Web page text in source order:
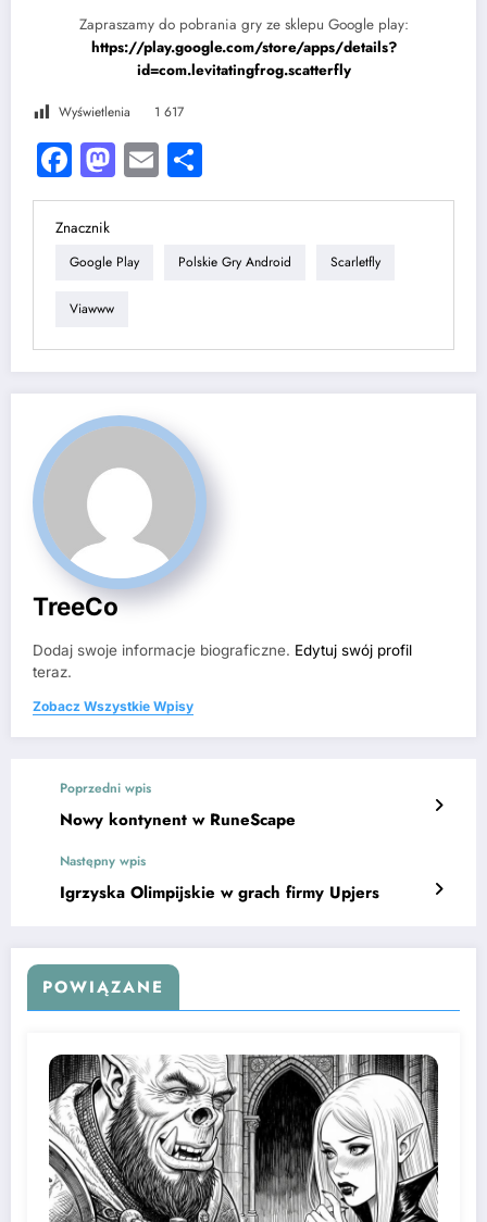
Zapraszamy do pobrania gry ze sklepu Google play:
https://play.google.com/store/apps/details?
id=com.levitatingfrog.scatterfly
Wyświetlenia 1 617
Facebook
Mastodon
Email
Znacznik
Google Play Polskie Gry Android Scarletfly
Viawww
TreeCo
Dodaj swoje informacje biograficzne. Edytuj swój profil
teraz.
Zobacz Wszystkie Wpisy
Poprzedni wpis
Nowy kontynent w RuneScape
Następny wpis
Igrzyska Olimpijskie w grach firmy Upjers
POWIĄZANE